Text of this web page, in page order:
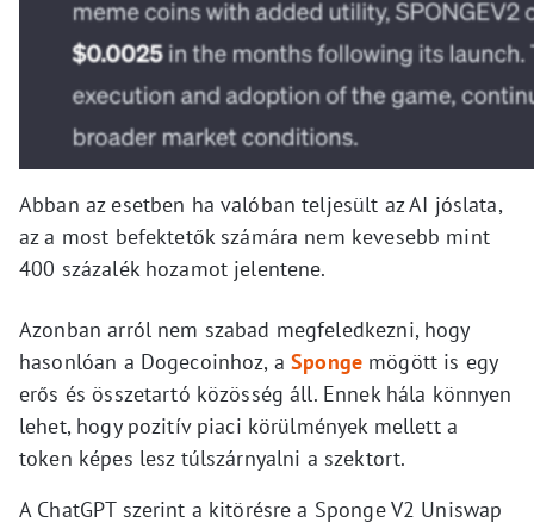
Abban az esetben ha valóban teljesült az AI jóslata,
az a most befektetők számára nem kevesebb mint
400 százalék hozamot jelentene.
Azonban arról nem szabad megfeledkezni, hogy
hasonlóan a Dogecoinhoz, aSpongemögött is egy
erős és összetartó közösség áll. Ennek hála könnyen
lehet, hogy pozitív piaci körülmények mellett a
token képes lesz túlszárnyalni a szektort.
A ChatGPT szerint a kitörésre a Sponge V2 Uniswap